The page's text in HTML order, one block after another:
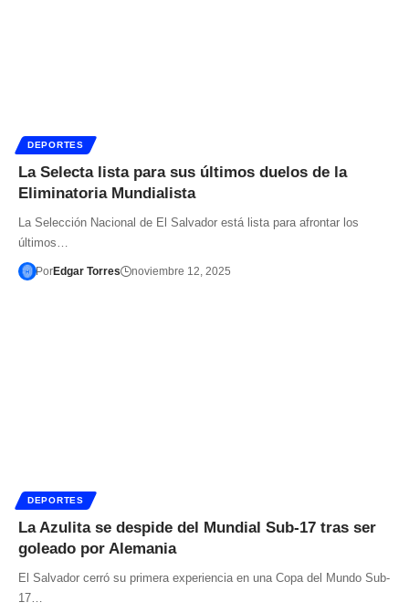
DEPORTES
La Selecta lista para sus últimos duelos de la
Eliminatoria Mundialista
La Selección Nacional de El Salvador está lista para afrontar los
últimos…
PorEdgar Torres noviembre 12, 2025
DEPORTES
La Azulita se despide del Mundial Sub-17 tras ser
goleado por Alemania
El Salvador cerró su primera experiencia en una Copa del Mundo Sub-
17…